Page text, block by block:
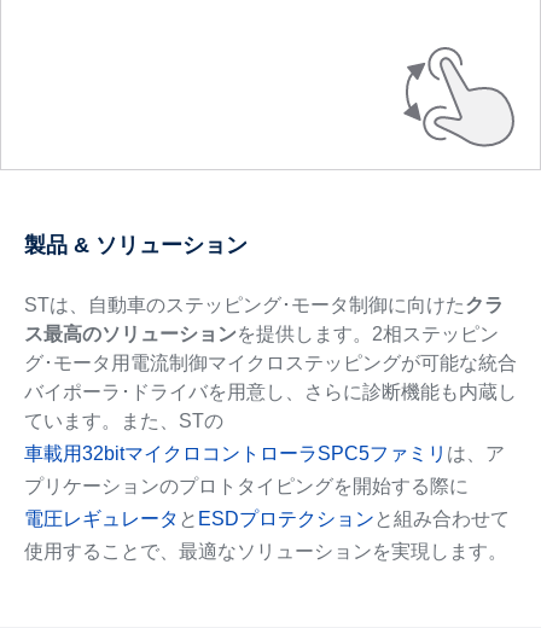
製品 & ソリューション
STは、自動車のステッピング･モータ制御に向けたクラ
ス最高のソリューションを提供します。2相ステッピン
グ･モータ用電流制御マイクロステッピングが可能な統合
バイポーラ･ドライバを用意し、さらに診断機能も内蔵し
ています。また、STの
車載用32bitマイクロコントローラSPC5ファミリ は、ア
プリケーションのプロトタイピングを開始する際に
電圧レギュレータ と ESDプロテクション と組み合わせて
使用することで、最適なソリューションを実現します。